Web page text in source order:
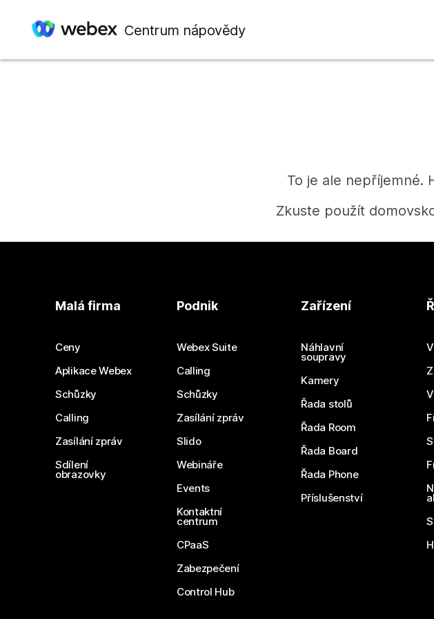
Centrum nápovědy
To je ale nepříjemné.
Zkuste použít
Malá firma
Ceny
Aplikace Webex
Schůzky
Calling
Zasílání zpráv
Sdílení
obrazovky
Podnik
Webex Suite
Calling
Schůzky
Zasílání zpráv
Slido
Webináře
Events
Kontaktní
centrum
CPaaS
Zabezpečení
Control Hub
Zařízení
Náhlavní
soupravy
Kamery
Řada stolů
Řada Room
Řada Board
Řada Phone
Příslušenství